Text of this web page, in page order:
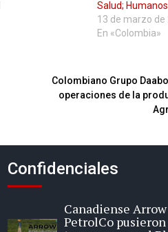
Salud;
13 de marzo de
En «Colombia»
Colombiano Grupo
operaciones de la
Confidenciales
Canadiense
PetrolCo